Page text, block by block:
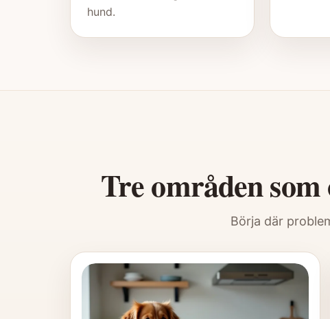
hund.
Tre områden
Börja där